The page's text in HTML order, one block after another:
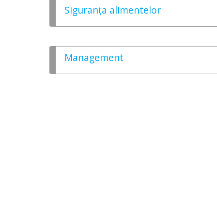
Siguranța alimentelor
Management